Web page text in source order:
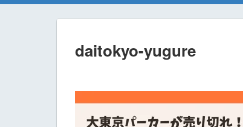
daitokyo-yugure